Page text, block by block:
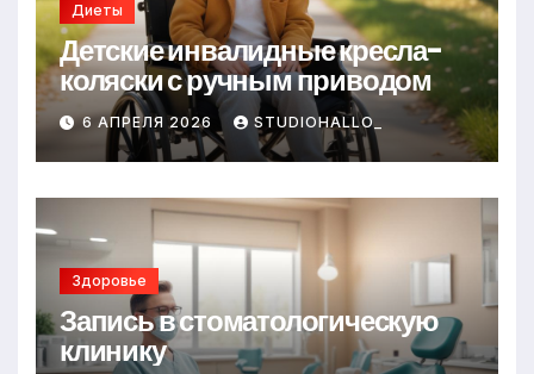
Диеты
Детские инвалидные кресла-
коляски с ручным приводом
6 АПРЕЛЯ 2026 STUDIOHALLO_
Здоровье
Запись в стоматологическую
клинику